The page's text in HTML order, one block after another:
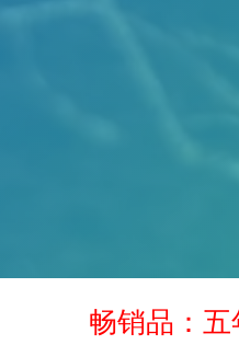
畅销品：